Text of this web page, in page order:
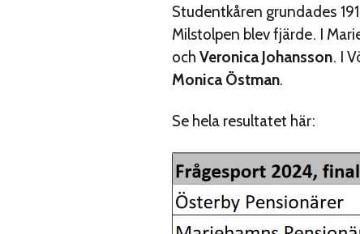
Studentkåren grundades
Milstolpen blev fjärde. I
ochVeronica Johansson. I
Monica Östman.
Se hela resultatet här: